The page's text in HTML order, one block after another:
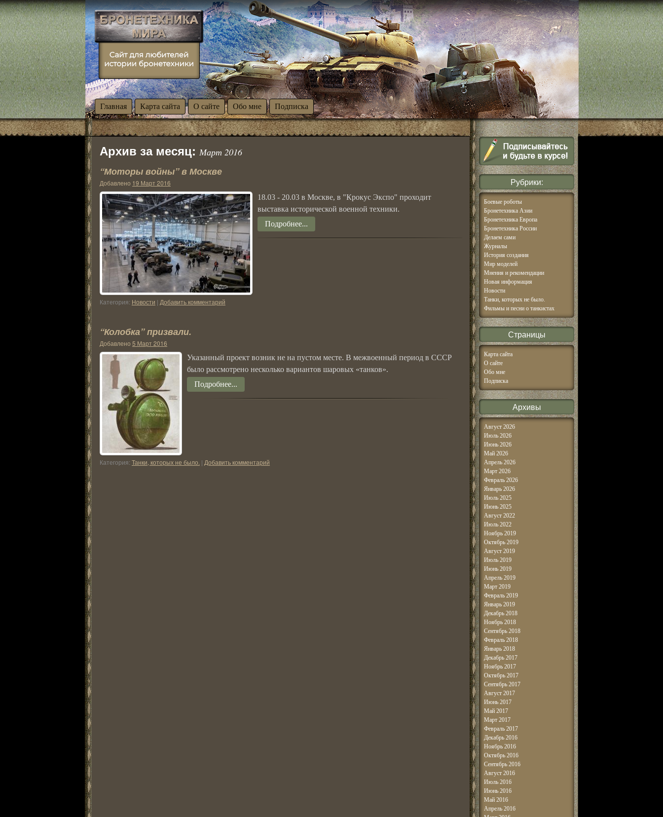
Главная Карта сайта О сайте Обо мне Подписка
Архив за месяц: Март 2016
“Моторы войны” в Москве
Добавлено 19 Март 2016
18.03 - 20.03 в Москве, в "Крокус Экспо" проходит
выставка исторической военной техники.
Подробнее...
Категория: Новости | Добавить комментарий
“Колобка” призвали.
Добавлено 5 Март 2016
Указанный проект возник не на пустом месте. В межвоенный период в СССР
было рассмотрено несколько вариантов шаровых «танков».
Подробнее...
Категория: Танки, которых не было. | Добавить комментарий
Рубрики:
Боевые роботы
Бронетехника Азии
Бронетехника Европа
Бронетехника России
Делаем сами
Журналы
История создания
Мир моделей
Мнения и рекомендации
Новая информация
Новости
Танки, которых не было.
Фильмы и песни о танкистах
Страницы
Карта сайта
О сайте
Обо мне
Подписка
Архивы
Август 2026
Июль 2026
Июнь 2026
Май 2026
Апрель 2026
Март 2026
Февраль 2026
Январь 2026
Июль 2025
Июнь 2025
Август 2022
Июль 2022
Ноябрь 2019
Октябрь 2019
Август 2019
Июль 2019
Июнь 2019
Апрель 2019
Март 2019
Февраль 2019
Январь 2019
Декабрь 2018
Ноябрь 2018
Сентябрь 2018
Февраль 2018
Январь 2018
Декабрь 2017
Ноябрь 2017
Октябрь 2017
Сентябрь 2017
Август 2017
Июнь 2017
Май 2017
Март 2017
Февраль 2017
Декабрь 2016
Ноябрь 2016
Октябрь 2016
Сентябрь 2016
Август 2016
Июль 2016
Июнь 2016
Май 2016
Апрель 2016